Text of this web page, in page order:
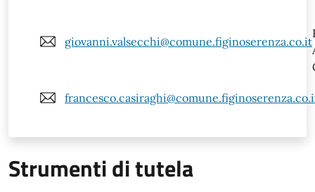
giovanni.valsecchi@comune.figinoserenza.co.it
Strumenti di tutela